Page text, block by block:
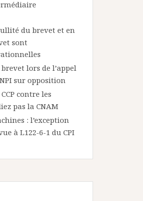
du brevet et en
sont
lors de l’appel
sur opposition
contre les
pas la CNAM
: l’exception
à L122-6-1 du CPI